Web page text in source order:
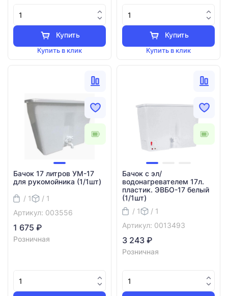
Купить
Купить в клик
Купить
Купить в клик
Бачок 17 литров УМ-17
для рукомойника (1/1шт)
/ 1
/ 1
Артикул: 003556
1 675 ₽
Розничная
Бачок с эл/
водонагревателем 17л.
пластик. ЭВБО-17 белый
(1/1шт)
/ 1
/ 1
Артикул: 0013493
3 243 ₽
Розничная